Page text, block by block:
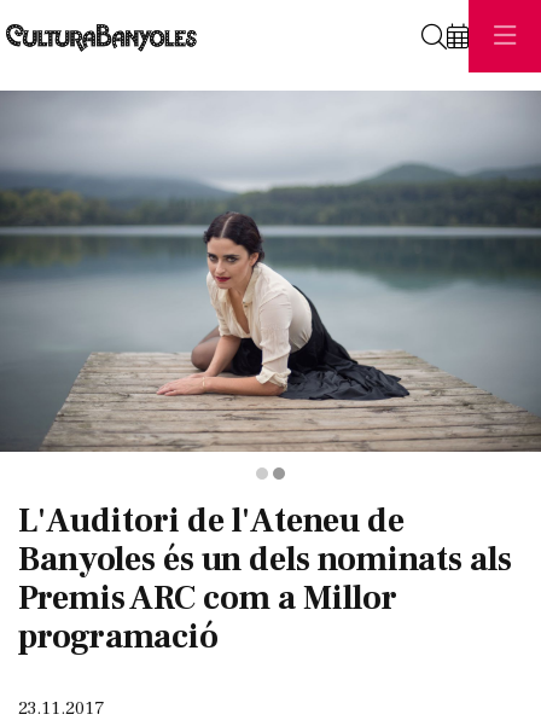
L'Auditori de l'Ateneu de
Banyoles és un dels nominats als
Premis ARC com a Millor
programació
23.11.2017